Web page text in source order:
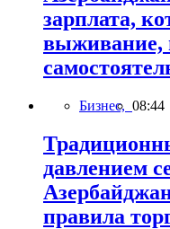
зарплата,
выживание,
Бизнес, 08:44
давлением
правила